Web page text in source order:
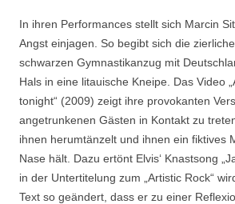
In ihren Performances stellt sich Marcin
Angst einjagen. So begibt sich die
schwarzen Gymnastikanzug mit
Hals in eine litauische Kneipe. Das Video
tonight“ (2009) zeigt ihre provokanten
angetrunkenen Gästen in Kontakt zu
ihnen herumtänzelt und ihnen ein fiktives
Nase hält. Dazu ertönt Elvis‘ Knastsong
in der Untertitelung zum „Artistic Rock“
Text so geändert, dass er zu einer